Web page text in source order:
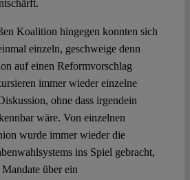
Koalition hingegen konnten sich
einzeln, geschweige denn
auf einen Reformvorschlag
immer wieder einzelne
ohne dass irgendein
wäre. Von einzelnen
wurde immer wieder die
ins Spiel gebracht,
über ein